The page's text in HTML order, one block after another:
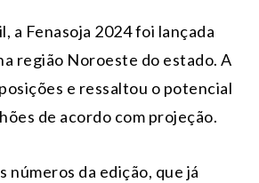
a Fenasoja 2024 foi lançada
região Noroeste do estado. A
e ressaltou o potencial
de acordo com projeção.
números da edição, que já